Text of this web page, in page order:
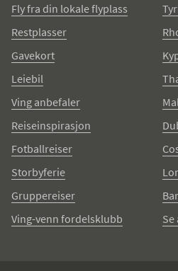
Fly fra din lokale flyplass
Restplasser
Gavekort
Leiebil
Ving anbefaler
Reiseinspirasjon
Fotballreiser
Storbyferie
Gruppereiser
Ving-venn fordelsklubb